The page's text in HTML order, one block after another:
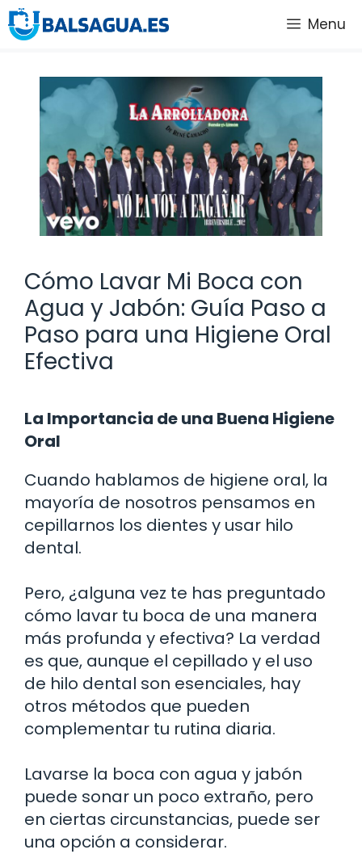
Saltar
al
Menu
Cómo Lavar Mi Boca con
Agua y Jabón: Guía Paso a
Paso para una Higiene Oral
Efectiva
La Importancia de una Buena Higiene
Oral
Cuando hablamos de higiene oral, la
mayoría de nosotros pensamos en
cepillarnos los dientes y usar hilo
dental.
Pero, ¿alguna vez te has preguntado
cómo lavar tu boca de una manera
más profunda y efectiva? La verdad
es que, aunque el cepillado y el uso
de hilo dental son esenciales, hay
otros métodos que pueden
complementar tu rutina diaria.
Lavarse la boca con agua y jabón
puede sonar un poco extraño, pero
en ciertas circunstancias, puede ser
una opción a considerar.